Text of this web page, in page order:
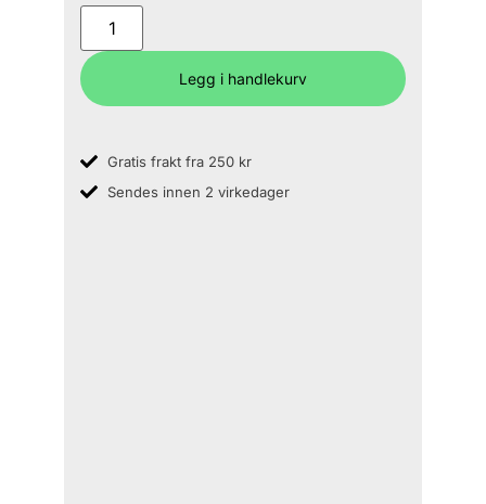
Legg i handlekurv
Gratis frakt fra 250 kr
Sendes innen 2 virkedager